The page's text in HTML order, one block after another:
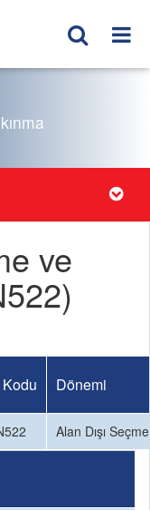
ve
Dönemi
Alan Dışı